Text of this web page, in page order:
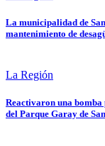
La municipalidad de
mantenimiento de
La Región
Reactivaron una
del Parque Garay de